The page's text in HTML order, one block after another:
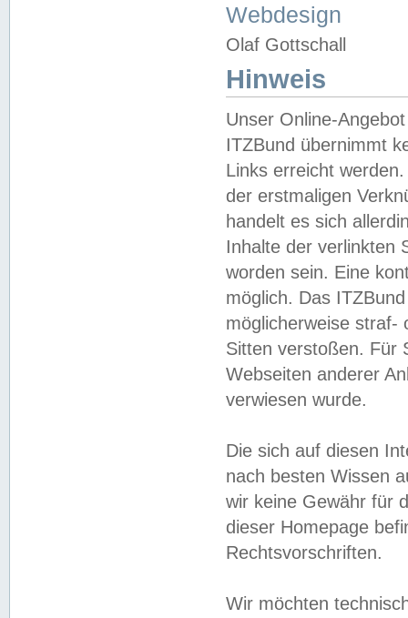
Webdesign
Olaf Gottschall
Hinweis
Unser Online-
ITZBund übernimmt
Links erreicht
der erstmaligen
handelt es sich
Inhalte der verlinkten
worden sein. Eine
möglich. Das
möglicherweise straf-
Sitten verstoßen. Für
Webseiten anderer
verwiesen wurde.
Die sich auf diesen
nach besten Wissen
wir keine Gewähr für
dieser Homepage
Rechtsvorschriften.
Wir möchten